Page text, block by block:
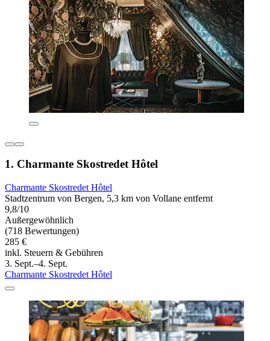
1. Charmante Skostredet Hôtel
Charmante Skostredet Hôtel
Stadtzentrum von Bergen, 5,3 km von Vollane entfernt
9,8/10
Außergewöhnlich
(718 Bewertungen)
285 €
inkl. Steuern & Gebühren
3. Sept.–4. Sept.
Charmante Skostredet Hôtel